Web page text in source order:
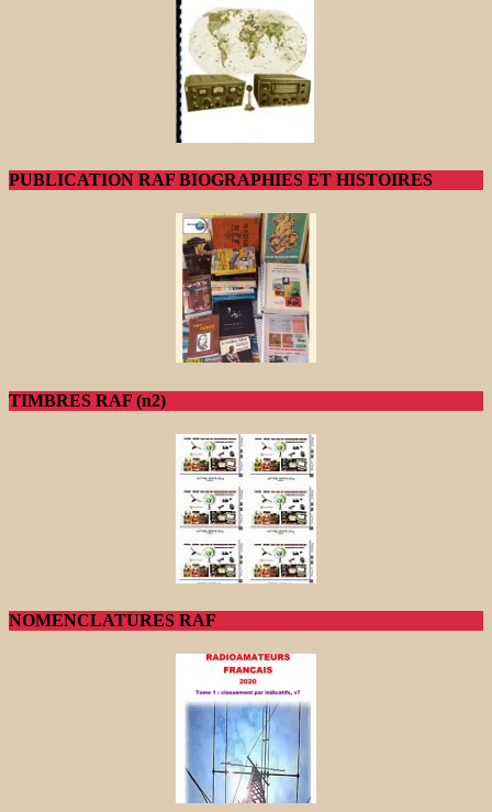
PUBLICATION RAF BIOGRAPHIES ET HISTOIRES
TIMBRES RAF (n2)
NOMENCLATURES RAF